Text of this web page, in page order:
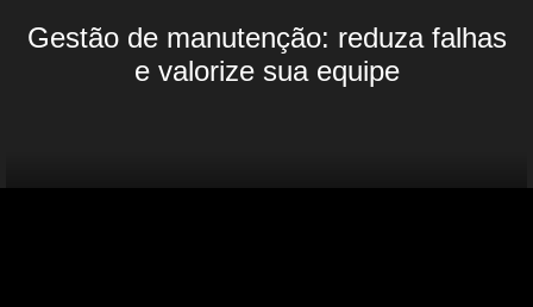
Gestão de manutenção: reduza falhas
e valorize sua equipe